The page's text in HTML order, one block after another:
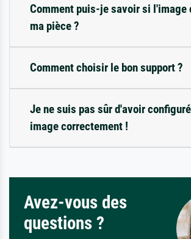
Comment puis-je savoir si l'image
ma pièce ?
Comment choisir le bon support ?
Je ne suis pas sûr d'avoir
image correctement !
Avez-vous des
questions ?